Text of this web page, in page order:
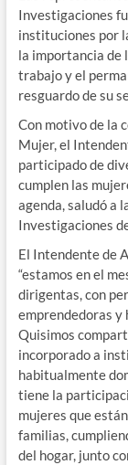
Investigaciones
instituciones por
la importancia de
trabajo y el
resguardo de su
Con motivo de la
Mujer, el
participado de
cumplen las
agenda, saludó a
Investigaciones
El Intendente de
“estamos en el
dirigentas, con
emprendedoras y
Quisimos
incorporado a
habitualmente
tiene la
mujeres que
familias,
del hogar, junto